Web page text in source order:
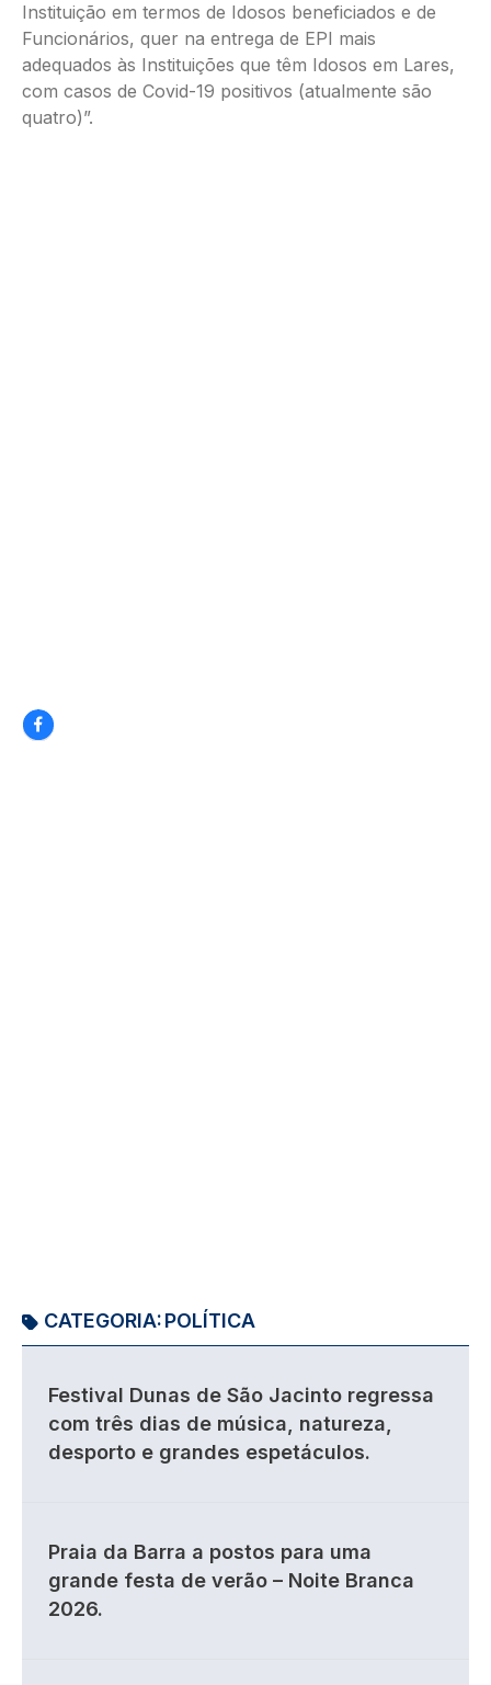
Instituição em termos de Idosos beneficiados e de
Funcionários, quer na entrega de EPI mais
adequados às Instituições que têm Idosos em Lares,
com casos de Covid-19 positivos (atualmente são
quatro)”.
CATEGORIA:POLÍTICA
Festival Dunas de São Jacinto regressa
com três dias de música, natureza,
desporto e grandes espetáculos.
Praia da Barra a postos para uma
grande festa de verão – Noite Branca
2026.